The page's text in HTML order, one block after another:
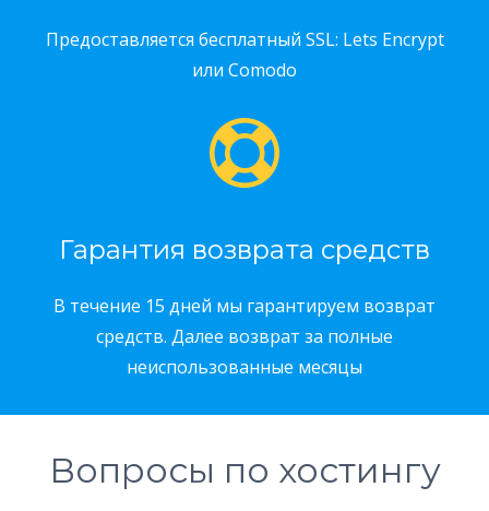
Предоставляется бесплатный SSL: Lets Encrypt
или Comodo
Гарантия возврата средств
В течение 15 дней мы гарантируем возврат
средств. Далее возврат за полные
неиспользованные месяцы
Вопросы по хостингу